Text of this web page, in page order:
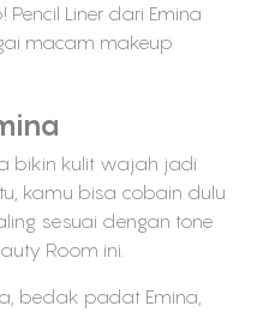
Liner dari Emina
macam makeup
bikin kulit wajah jadi
kamu bisa cobain dulu
sesuai dengan tone
Room ini.
bedak padat Emina,